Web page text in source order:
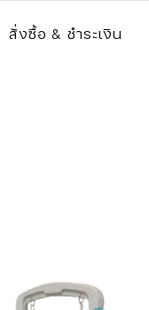
สั่งซื้อ & ชำระเงิน